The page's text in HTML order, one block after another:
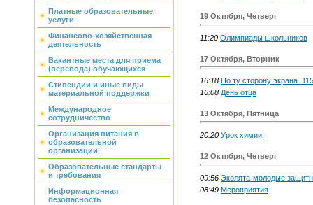
Платные образовательные
услуги
Финансово-хозяйственная
деятельность
Вакантные места для приема
(перевода) обучающихся
Стипендии и иные виды
материальной поддержки
Международное
сотрудничество
Организация питания в
образовательной
организации
Образовательные стандарты
и требования
Информационная
безопасность
19 Октября, Четверг
11:20 Олимпиады школьников
17 Октября, Вторник
16:18 По ту сторону экрана.
16:08 День отца
13 Октября, Пятница
20:20 Урок химии.
12 Октября, Четверг
09:56 Эколята-молодые
08:49 Мероприятия